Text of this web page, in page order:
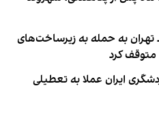
تهران به حمله به زیرساخت‌های
کرد
ایران عملا به تعطیلی